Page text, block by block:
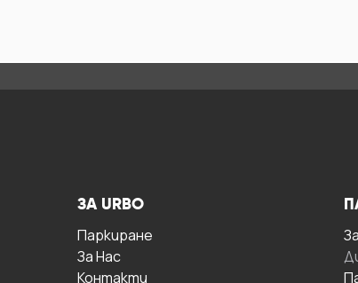
ЗА URBO
Паркиране
За Hас
Контакти